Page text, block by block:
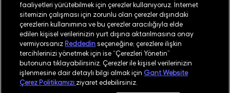
©2026GANT
İşlem Rehberi Site Haritası
Güvenlik Politikası Kullanım Koşulları
faaliyetleri yürütebilmek için çerezler kullanıyoruz. İnternet
sitemizin çalışması için zorunlu olan çerezler dışındaki
çerezlerin kullanımına ve bu çerezler aracılığıyla elde
edilen kişisel verilerinizin yurt dışına aktarılmasına onay
vermiyorsanız Reddedin seçeneğine; çerezlere ilişkin
tercihlerinizi yönetmek için ise “Çerezleri Yönetin”
butonuna tıklayabilirsiniz. Çerezler ile kişisel verilerinizin
işlenmesine dair detaylı bilgi almak için Gant Website
Çerez Politikamızı ziyaret edebilirsiniz.